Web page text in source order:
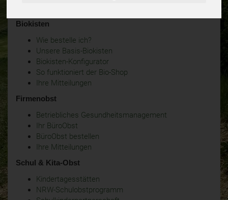
Biokisten
Wie bestelle ich?
Unsere Basis-Biokisten
Biokisten-Konfigurator
So funktioniert der Bio-Shop
Ihre Mitteilungen
Firmenobst
Betriebliches Gesundheitsmanagement
Ihr BüroObst
BüroObst bestellen
Ihre Mitteilungen
Schul & Kita-Obst
Kindertagesstätten
NRW-Schulobstprogramm